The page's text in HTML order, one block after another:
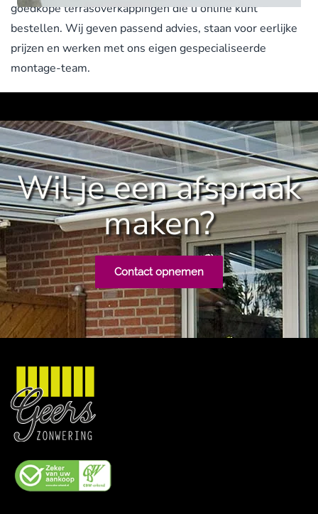
goedkope terrasoverkappingen die u online kunt
bestellen. Wij geven passend advies, staan voor eerlijke
prijzen en werken met ons eigen gespecialiseerde
montage-team.
Wil je een afspraak
maken?
Contact opnemen